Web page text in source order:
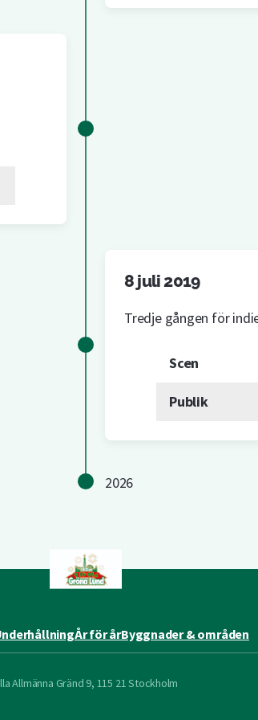
8 juli 2019
Tredje gången för
Scen
Publik
2026
År för årByggnader & områden
Allmänna Gränd 9, 115 21 Stockholm